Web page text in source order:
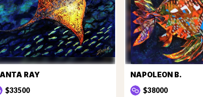
RAY
$33500
NAPOLEON B.
$38000